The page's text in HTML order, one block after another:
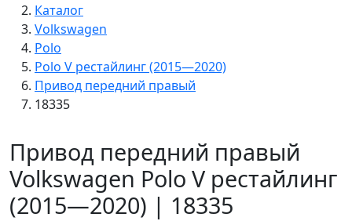
Каталог
Volkswagen
Polo
Polo V рестайлинг (2015—2020)
Привод передний правый
18335
Привод передний правый
Volkswagen Polo V рестайлинг
(2015—2020) | 18335